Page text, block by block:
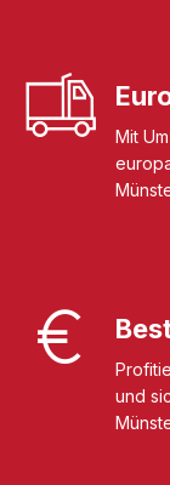
Mit
und